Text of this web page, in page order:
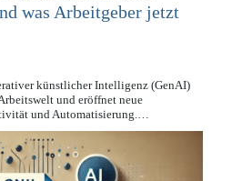
GenAI das kritische
was Arbeitgeber jetzt
künstlicher Intelligenz (GenAI)
und eröffnet neue
und Automatisierung.…